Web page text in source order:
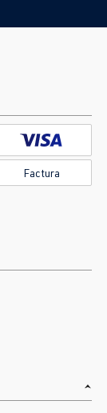
Factura